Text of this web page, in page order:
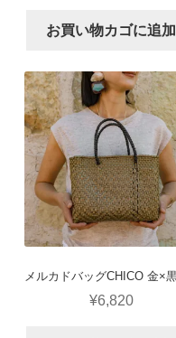
お買い物カゴに追加
¥6,820